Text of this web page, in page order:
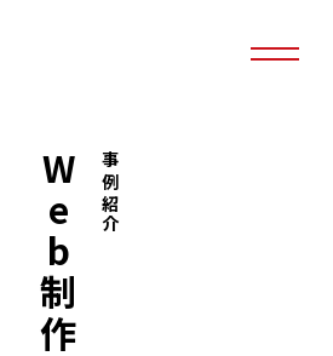
事例紹介
Web制作